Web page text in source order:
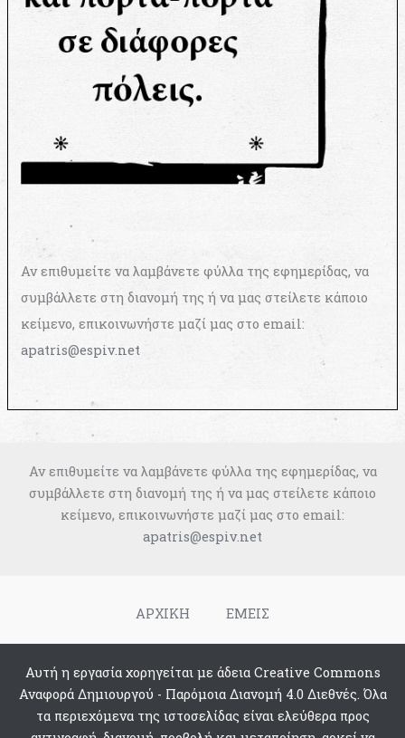
Αν επιθυμείτε να λαμβάνετε φύλλα της εφημερίδας, να
συμβάλλετε στη διανομή της ή να μας στείλετε κάποιο
κείμενο, επικοινωνήστε μαζί μας στο email:
apatris@espiv.net
Αν επιθυμείτε να λαμβάνετε φύλλα της εφημερίδας, να
συμβάλλετε στη διανομή της ή να μας στείλετε κάποιο
κείμενο, επικοινωνήστε μαζί μας στο email:
apatris@espiv.net
ΑΡΧΙΚΗ ΕΜΕΙΣ
Αυτή η εργασία χορηγείται με άδεια Creative Commons
Αναφορά Δημιουργού - Παρόμοια Διανομή 4.0 Διεθνές. Όλα
τα περιεχόμενα της ιστοσελίδας είναι ελεύθερα προς